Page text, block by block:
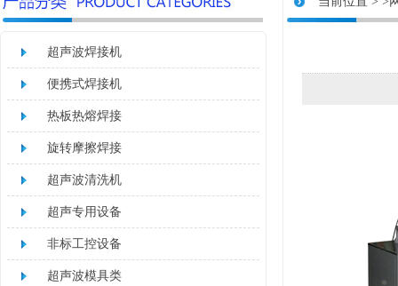
超声波焊接机
便携式焊接机
热板热熔焊接
旋转摩擦焊接
超声波清洗机
超声专用设备
非标工控设备
超声波模具类